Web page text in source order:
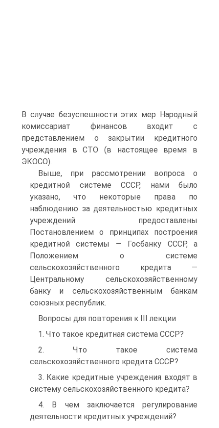
В случае безуспешности этих мер Народный
комиссариат финансов входит с
представлением о закрытии кредитного
учреждения в СТО (в настоящее время в
ЭКОСО).
Выше, при рассмотрении вопроса о
кредитной системе СССР, нами было
указано, что некоторые права по
наблюдению за деятельностью кредитных
учреждений предоставлены
Постановлением о принципах построения
кредитной системы — Госбанку СССР, а
Положением о системе
сельскохозяйственного кредита —
Центральному сельскохозяйственному
банку и сельскохозяйственным банкам
союзных республик.
Вопросы для повторения к III лекции
1. Что такое кредитная система СССР?
2. Что такое система
сельскохозяйственного кредита СССР?
3. Какие кредитные учреждения входят в
систему сельскохозяйственного кредита?
4. В чем заключается регулирование
деятельности кредитных учреждений?